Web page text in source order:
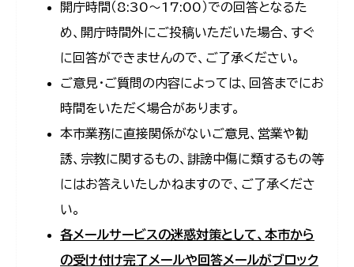
開庁時間（8:30〜17:00）での回答となるた
め、開庁時間外にご投稿いただいた場合、すぐ
に回答ができませんので、ご了承ください。
ご意見・ご質問の内容によっては、回答までにお
時間をいただく場合があります。
本市業務に直接関係がないご意見、営業や勧
誘、宗教に関するもの、誹謗中傷に類するもの等
にはお答えいたしかねますので、ご了承くださ
い。
各メールサービスの迷惑対策として、本市から
の受け付け完了メールや回答メールがブロック